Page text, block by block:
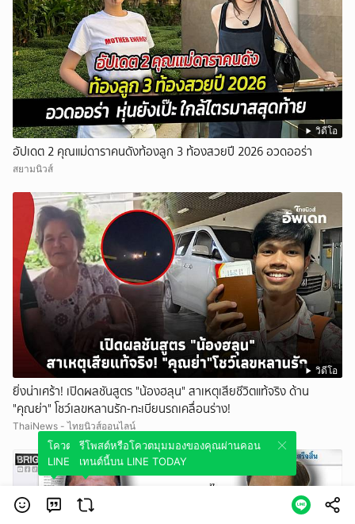
วิดีโอ
อัปเดต 2 คุณแม่ดาราคนดังท้องลูก 3 ท้องสวยปี 2026 อวดออร่า
สยามนิวส์
วิดีโอ
ยิ่งน่าเศร้า! เปิดผลชันสูตร "น้องฮลุน" สาเหตุเสียชีวิตแท้จริง ด้าน
"คุณย่า" โชว์เลขหลานรัก-ทะเบียนรถเคลื่อนร่าง!
ThaiNews - ไทยนิวส์ออนไลน์
โควตมุมมองของคุณผ่านคอนเทนต์นี้บน
LINE TODAY
รีโพสต์หรือโควตมุมมองของคุณผ่านคอน
เทนต์นี้บน LINE TODAY